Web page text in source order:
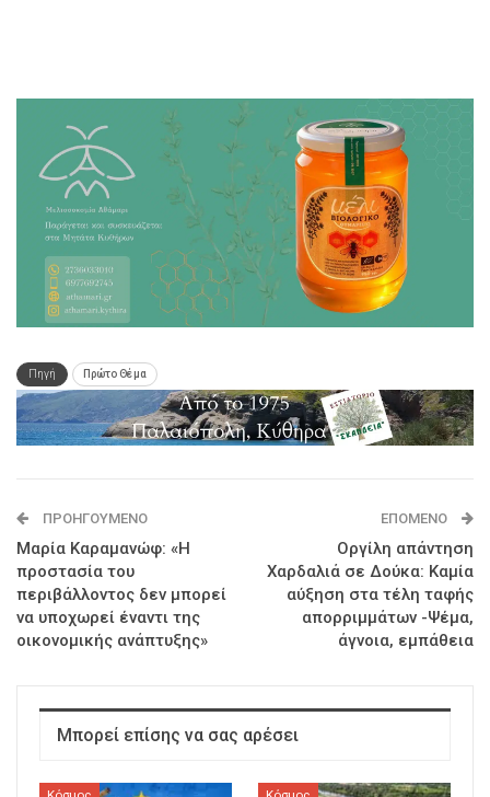
Πηγή Πρώτο Θέμα
ΠΡΟΗΓΟΎΜΕΝΟ
Μαρία Καραμανώφ: «Η
προστασία του
περιβάλλοντος δεν μπορεί
να υποχωρεί έναντι της
οικονομικής ανάπτυξης»
ΕΠΌΜΕΝΟ
Οργίλη απάντηση
Χαρδαλιά σε Δούκα: Καμία
αύξηση στα τέλη ταφής
απορριμμάτων -Ψέμα,
άγνοια, εμπάθεια
Μπορεί επίσης να σας αρέσει